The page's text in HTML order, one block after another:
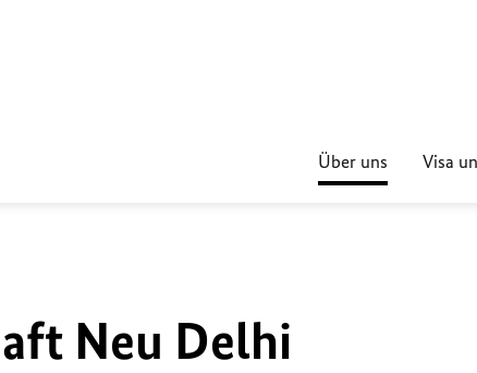
Über uns Visa
Neu Delhi